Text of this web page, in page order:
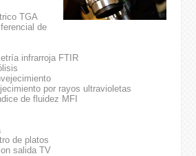
TGA
de
infrarroja FTIR
por rayos ultravioletas
de fluidez MFI
de platos
salida TV